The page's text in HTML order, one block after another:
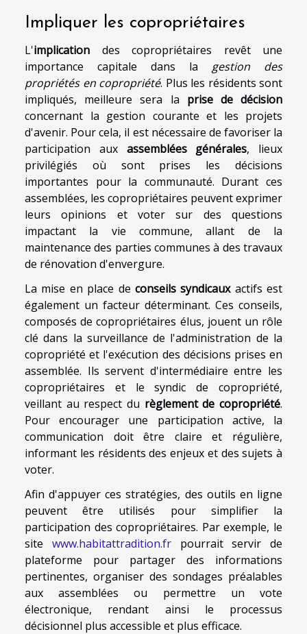
Impliquer les copropriétaires
L'implication des copropriétaires revêt une
importance capitale dans la gestion des
propriétés en copropriété. Plus les résidents sont
impliqués, meilleure sera la prise de décision
concernant la gestion courante et les projets
d'avenir. Pour cela, il est nécessaire de favoriser la
participation aux assemblées générales, lieux
privilégiés où sont prises les décisions
importantes pour la communauté. Durant ces
assemblées, les copropriétaires peuvent exprimer
leurs opinions et voter sur des questions
impactant la vie commune, allant de la
maintenance des parties communes à des travaux
de rénovation d'envergure.
La mise en place de conseils syndicauxactifs est
également un facteur déterminant. Ces conseils,
composés de copropriétaires élus, jouent un rôle
clé dans la surveillance de l'administration de la
copropriété et l'exécution des décisions prises en
assemblée. Ils servent d'intermédiaire entre les
copropriétaires et le syndic de copropriété,
veillant au respect du règlement de copropriété.
Pour encourager une participation active, la
communication doit être claire et régulière,
informant les résidents des enjeux et des sujets à
voter.
Afin d'appuyer ces stratégies, des outils en ligne
peuvent être utilisés pour simplifier la
participation des copropriétaires. Par exemple, le
site www.habitattradition.frpourrait servir de
plateforme pour partager des informations
pertinentes, organiser des sondages préalables
aux assemblées ou permettre un vote
électronique, rendant ainsi le processus
décisionnel plus accessible et plus efficace.